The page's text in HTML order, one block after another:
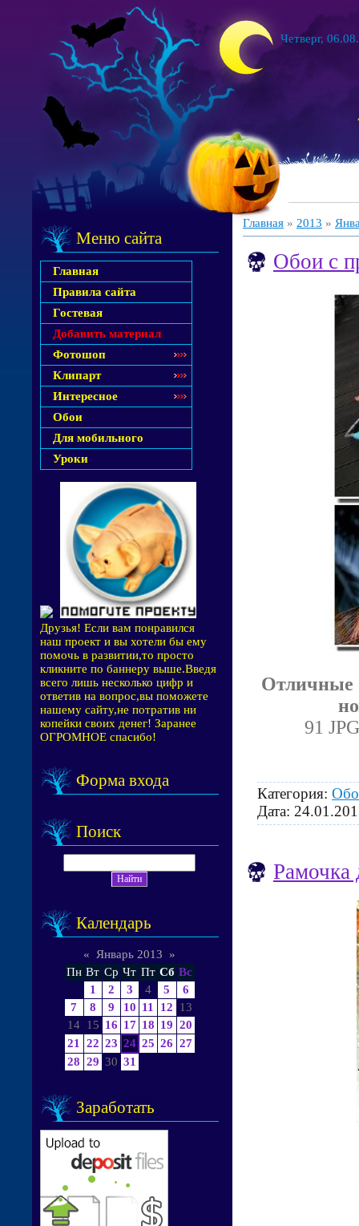
Четверг,
Меню сайта
Главная
Правила сайта
Гостевая
Добавить материал
Фотошоп
Клипарт
Интересное
Обои
Для мобильного
Уроки
Друзья! Если вам понравился
наш проект и вы хотели бы ему
помочь в развитии,то просто
кликните по баннеру выше.Введя
всего лишь несколько цифр и
ответив на вопрос,вы поможете
нашему сайту,не потратив ни
копейки своих денег! Заранее
ОГРОМНОЕ спасибо!
Форма входа
Поиск
Календарь
« Январь 2013
»
Пн Вт Ср Чт Пт Сб Вс
1
2 3 4 5
6
7
8 9 10 11 12
13
14 15 16 17 18 19 20
21
22 23 24 25 26 27
28 29 30 31
Заработать
Главная » 2013 »
Обои с
Отличные
91
Категория:
Дата:
Рамочка